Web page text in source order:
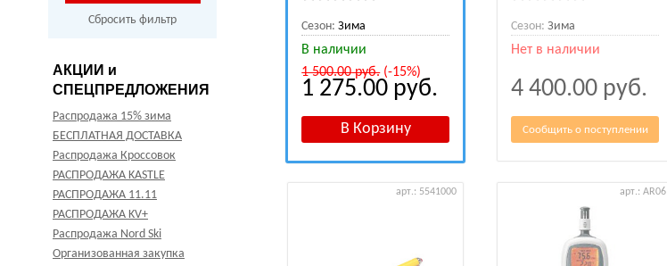
Сбросить фильтр
АКЦИИ и
СПЕЦПРЕДЛОЖЕНИЯ
Распродажа 15% зима
БЕСПЛАТНАЯ ДОСТАВКА
Распродажа Кроссовок
РАСПРОДАЖА KASTLE
РАСПРОДАЖА 11.11
РАСПРОДАЖА KV+
Распродажа Nord Ski
Организованная закупка
Сезон: Зима
В наличии
1 500.00руб.(-15%)
1 275.00 руб.
Сезон: Зима
Нет в наличии
4 400.00 руб.
Сообщить о поступлении
арт.: 5541000 арт.: AR06